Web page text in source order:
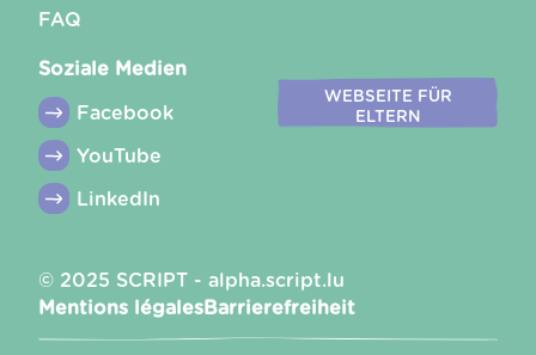
FAQ
Soziale Medien
Facebook
YouTube
LinkedIn
WEBSEITE FÜR
ELTERN
© 2025 SCRIPT - alpha.script.lu
Mentions légales Barrierefreiheit